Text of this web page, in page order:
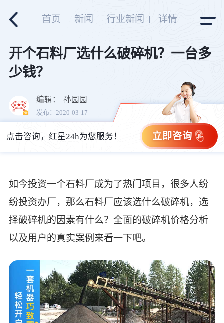
首页 新闻 行业新闻 详情
开个石料厂选什么破碎机？一台多
少钱？
编辑： 孙园园
发布：2020-03-17
立即咨询
点击咨询，红星24h为您服务！
如今投资一个石料厂成为了热门项目，很多人纷
纷投资办厂，那么石料厂应该选什么破碎机，选
择破碎机的因素有什么？全面的破碎机价格分析
以及用户的真实案例来看一下吧。